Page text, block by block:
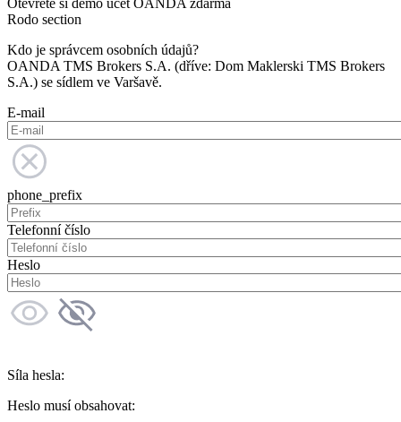
Otevřete si demo účet OANDA zdarma
Rodo section
Kdo je správcem osobních údajů?
OANDA TMS Brokers S.A. (dříve: Dom Maklerski TMS Brokers
S.A.) se sídlem ve Varšavě.
E-mail
phone_prefix
Telefonní číslo
Heslo
Síla hesla:
Heslo musí obsahovat: